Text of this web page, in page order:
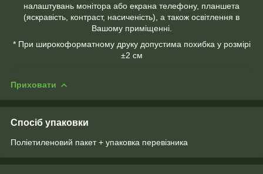
налаштувань монітора або екрана телефону, планшета
(яскравість, контраст, насиченість), а також освітлення в
Вашому приміщенні.
* При широкоформатному друку допустима похибка у розмірі
±2 см
Приховати
Спосіб упаковки
Поліетиленовий пакет + упаковка перевізника